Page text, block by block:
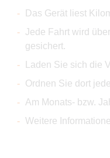
Das Gerät liest
Jede Fahrt wird
gesichert.
Laden Sie sich die
Ordnen Sie dort
Am Monats- bzw.
Weitere